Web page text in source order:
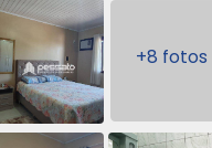
+8 fotos